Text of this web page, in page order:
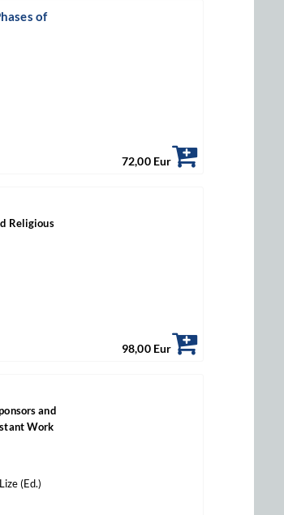
of
72,00 Eur
Religious
98,00 Eur
and
Work
(Ed.)